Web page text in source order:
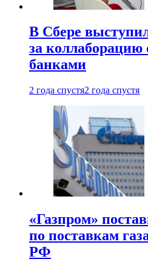
В Сбере
за коллаборацию
банками
2 года спустя2 года спустя
«Газпром»
по поставкам
РФ